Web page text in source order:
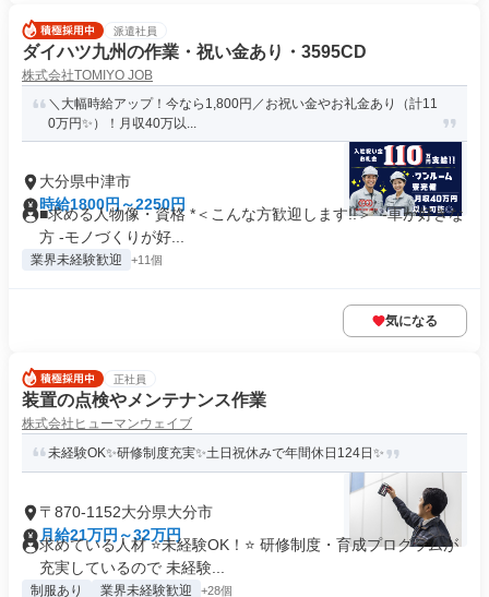
派遣社員
ダイハツ九州の作業・祝い金あり・3595CD
株式会社TOMIYO JOB
＼大幅時給アップ！今なら1,800円／お祝い金やお礼金あり（計11
0万円✨）！月収40万以...
大分県中津市
時給1800円～2250円
■求める人物像・資格 *＜こんな方歓迎します!!＞* -車が好きな
方 -モノづくりが好...
業界未経験歓迎 +11個
気になる
正社員
装置の点検やメンテナンス作業
株式会社ヒューマンウェイブ
未経験OK✨研修制度充実✨土日祝休みで年間休日124日✨
〒870-1152大分県大分市
月給21万円～32万円
求めている人材 ⭐未経験OK！⭐ 研修制度・育成プログラムが
充実しているので 未経験...
制服あり 業界未経験歓迎 +28個